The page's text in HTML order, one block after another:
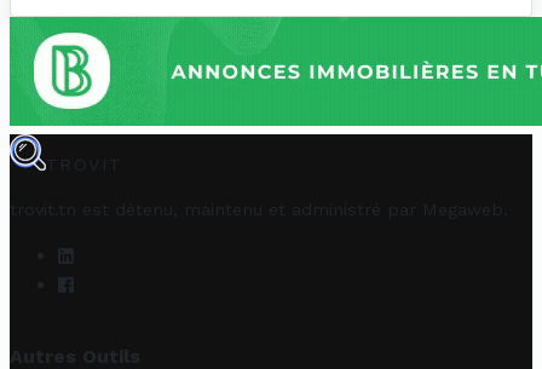
TROVIT
trovit.tn est détenu, maintenu et administré par Megaweb
Autres Outils